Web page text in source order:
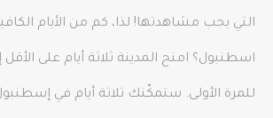
التي يجب مشاهدتها! لذا، كم من الأيام
اسطنبول؟ امنح المدينة ثلاثة أيام على الأقل
للمرة الأولى. ستمكّنك ثلاثة أيام في